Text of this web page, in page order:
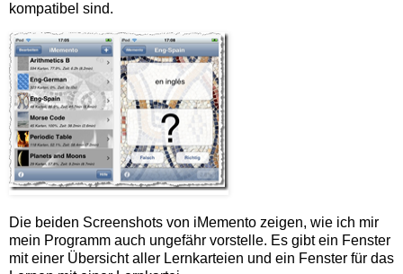
kompatibel sind.
Die beiden Screenshots von iMemento zeigen, wie ich mir
mein Programm auch ungefähr vorstelle. Es gibt ein Fenster
mit einer Übersicht aller Lernkarteien und ein Fenster für das